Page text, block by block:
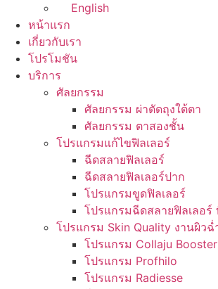
English
หน้าแรก
เกี่ยวกับเรา
โปรโมชัน
บริการ
ศัลยกรรม
ศัลยกรรม ผ่าตัดถุงใต้ตา
ศัลยกรรม ตาสองชั้น
โปรแกรมแก้ไขฟิลเลอร์
ฉีดสลายฟิลเลอร์
ฉีดสลายฟิลเลอร์ปาก
โปรแกรมขูดฟิลเลอร์
โปรแกรมฉีดสลายฟิลเลอร์
โปรแกรม Skin Quality งานผิวฉ่
โปรแกรม Collaju Booster
โปรแกรม Profhilo
โปรแกรม Radiesse